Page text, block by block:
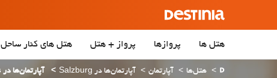
هتل ها پروازها پرواز + هتل هتل‌ های کنار ساحل
هتل‌ها آپارتمان آپارتمان‌ها در Salzburg آپارتمان‌ها در Rauris